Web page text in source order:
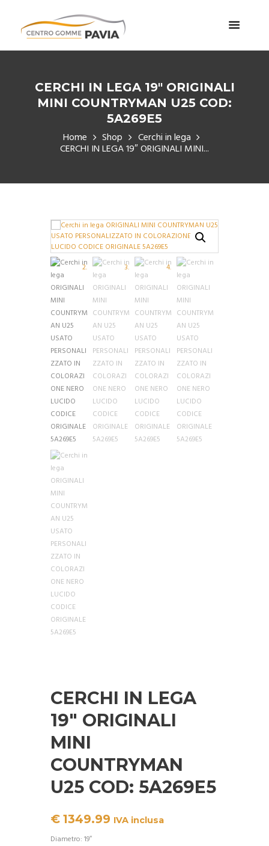
CERCHI IN LEGA 19″ ORIGINALI
MINI COUNTRYMAN U25 COD:
5A269E5
Home Shop Cerchi in lega
CERCHI IN LEGA 19″ ORIGINALI MINI...
CERCHI IN LEGA
19″ ORIGINALI
MINI
COUNTRYMAN
U25 COD: 5A269E5
€ 1349.99 IVA inclusa
Diametro: 19″